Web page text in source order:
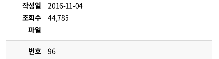
작성일
2016-11-04
조회수
44,785
파일
번호
96